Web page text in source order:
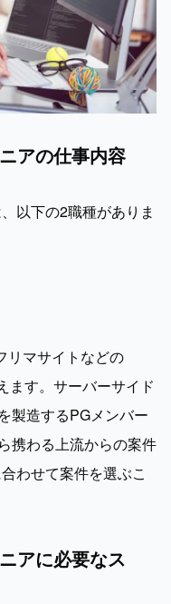
アの仕事内容
以下の2職種がありま
リマサイトなどの
ます。サーバーサイド
製造するPGメンバー
携わる上流からの案件
わせて案件を選ぶこ
アに必要なス